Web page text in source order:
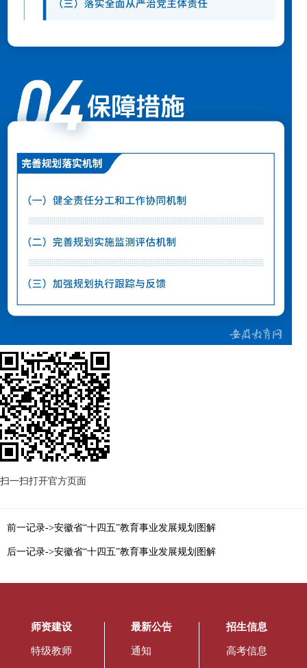
扫一扫打开官方页面
前一记录->安徽省“十四五”教育事业发展规划图解
后一记录->安徽省“十四五”教育事业发展规划图解
师资建设
特级教师
最新公告
通知
招生信息
高考信息